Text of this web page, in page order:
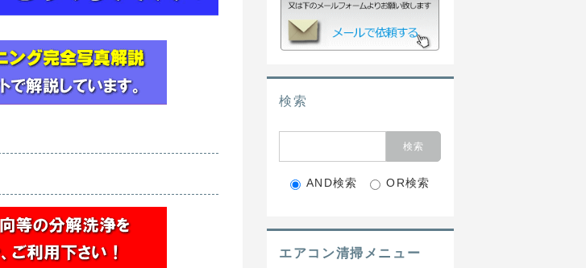
検索
AND検索 OR検索
エアコン清掃メニュー